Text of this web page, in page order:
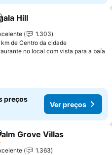
aos favoritos
Hill
1.303
km de Centro da cidade
no local com vista para a baía
preços
Ver preços
aos favoritos
Grove Villas
1.363